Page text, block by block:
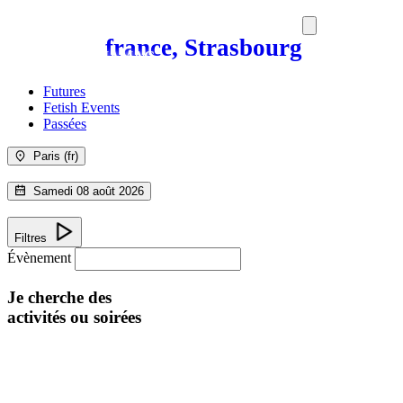
france, Strasbourg
MEDIAMAG
Futures
Fetish Events
Passées
Paris (fr)
Samedi 08 août 2026
Filtres
Évènement
Je cherche des
activités ou soirées